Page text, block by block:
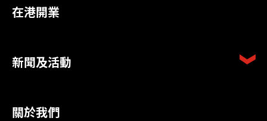
在港開業
新聞及活動
關於我們